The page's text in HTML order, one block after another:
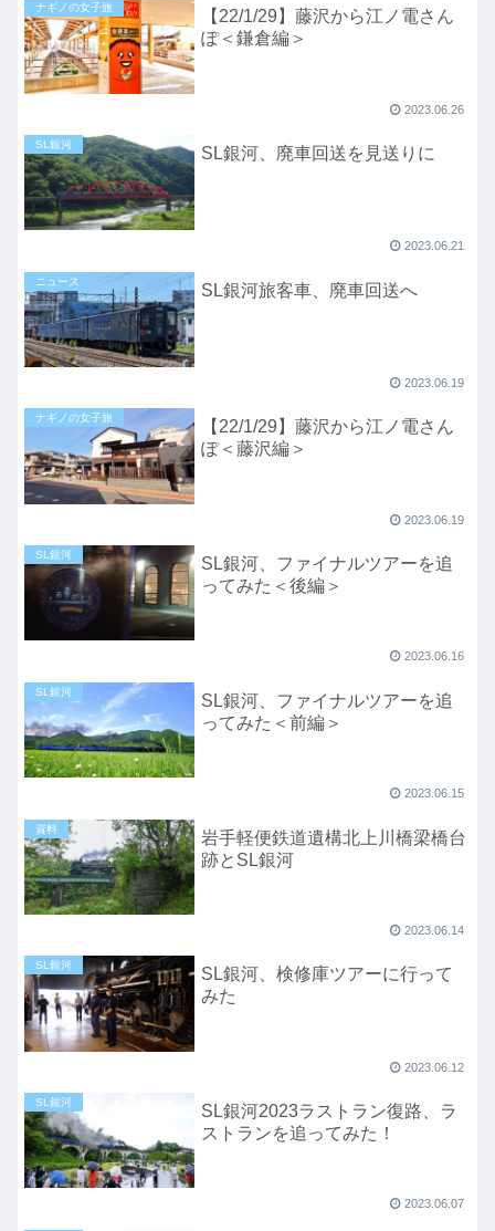
ナギノの女子旅
【22/1/29】藤沢から江ノ電さん
ぽ＜鎌倉編＞
2023.06.26
SL銀河 SL銀河、廃車回送を見送りに
2023.06.21
ニュース SL銀河旅客車、廃車回送へ
2023.06.19
ナギノの女子旅
【22/1/29】藤沢から江ノ電さん
ぽ＜藤沢編＞
2023.06.19
SL銀河
SL銀河、ファイナルツアーを追
ってみた＜後編＞
2023.06.16
SL銀河
SL銀河、ファイナルツアーを追
ってみた＜前編＞
2023.06.15
資料
岩手軽便鉄道遺構北上川橋梁橋台
跡とSL銀河
2023.06.14
SL銀河
SL銀河、検修庫ツアーに行って
みた
2023.06.12
SL銀河
SL銀河2023ラストラン復路、ラ
ストランを追ってみた！
2023.06.07